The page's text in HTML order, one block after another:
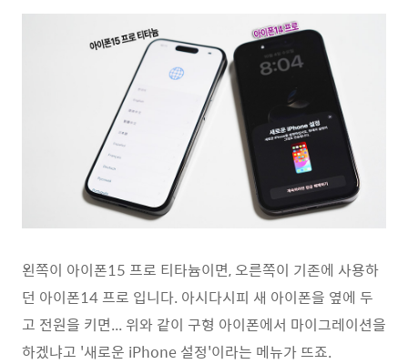
왼쪽이 아이폰15 프로 티타늄이면, 오른쪽이 기존에 사용하
던 아이폰14 프로 입니다. 아시다시피 새 아이폰을 옆에 두
고 전원을 키면... 위와 같이 구형 아이폰에서 마이그레이션을
하겠냐고 '새로운 iPhone 설정'이라는 메뉴가 뜨죠.